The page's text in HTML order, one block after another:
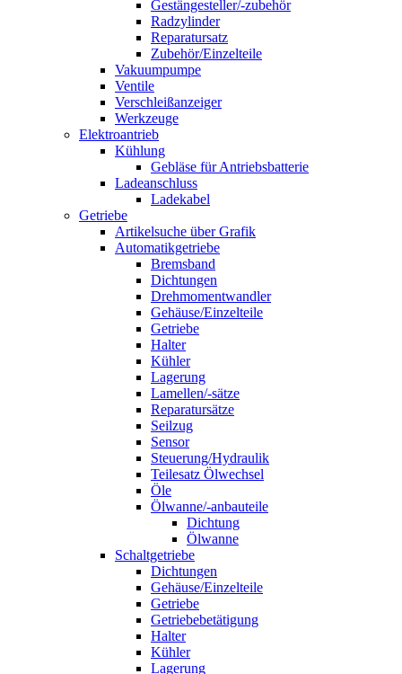
Gestängesteller/-zubehör
Radzylinder
Reparatursatz
Zubehör/Einzelteile
Vakuumpumpe
Ventile
Verschleißanzeiger
Werkzeuge
Elektroantrieb
Kühlung
Gebläse für Antriebsbatterie
Ladeanschluss
Ladekabel
Getriebe
Artikelsuche über Grafik
Automatikgetriebe
Bremsband
Dichtungen
Drehmomentwandler
Gehäuse/Einzelteile
Getriebe
Halter
Kühler
Lagerung
Lamellen/-sätze
Reparatursätze
Seilzug
Sensor
Steuerung/Hydraulik
Teilesatz Ölwechsel
Öle
Ölwanne/-anbauteile
Dichtung
Ölwanne
Schaltgetriebe
Dichtungen
Gehäuse/Einzelteile
Getriebe
Getriebebetätigung
Halter
Kühler
Lagerung